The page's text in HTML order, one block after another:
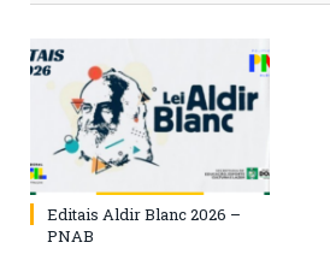
Editais Aldir Blanc 2026 –
PNAB